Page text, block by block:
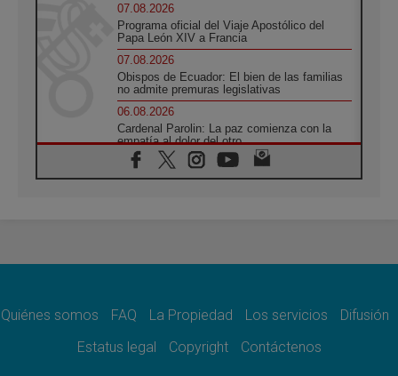
07.08.2026
Programa oficial del Viaje Apostólico del
Papa León XIV a Francia
07.08.2026
Obispos de Ecuador: El bien de las familias
no admite premuras legislativas
06.08.2026
Cardenal Parolin: La paz comienza con la
empatía al dolor del otro
06.08.2026
Fray Marco Vianelli: Aprender el Evangelio
06.08.2026
06.08.2026
medio de tensiones y ataques en el sur del
Quiénes somos FAQ La Propiedad Los servicios
Difusión
Estatus legal
Copyright Contáctenos